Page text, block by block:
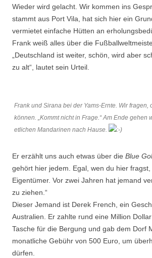
Wieder wird gelacht. Wir kommen ins
stammt aus Port Vila, hat sich hier ein
vermietet einfache Hütten an
Frank weiß alles über die
„Deutschland ist weiter, schön, wird aber
zu alt“, lautet sein Urteil.
Frank und Sirana bei der Yams-Ernte. Wir fragen,
können. „Kommt nicht in Frage.“ Am Ende gehen
etlichen Mandarinen nach Hause.
Er erzählt uns auch etwas über die Blue
gehört hier jedem. Egal, wen du hier
Eigentümer. Vor zwei Jahren hat jemand
zu ziehen.“
Dieser Jemand ist Derek French, ein
Australien. Er zahlte rund eine Million
Tasche für die Bergung und gab dem Dorf
monatliche Gebühr von 500 Euro, um
dürfen.